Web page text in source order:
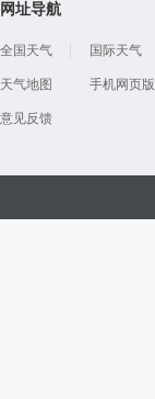
网址导航
全国天气 国际天气
天气地图 手机网页版
意见反馈